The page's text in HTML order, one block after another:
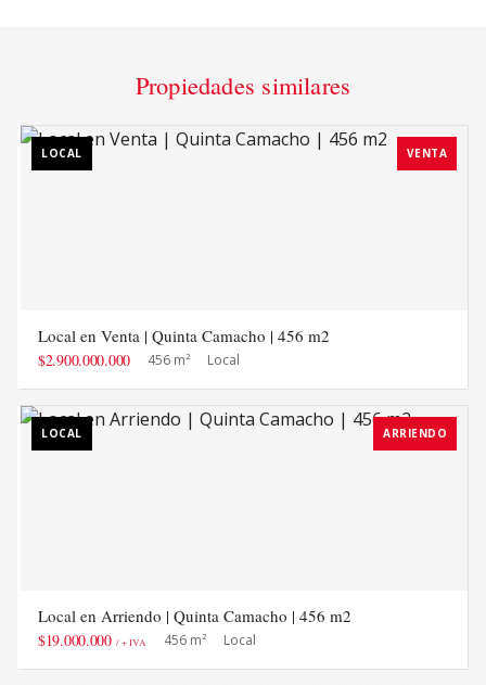
Propiedades similares
LOCAL VENTA
Local en Venta | Quinta Camacho | 456 m2
$2.900.000.000 456 m² Local
LOCAL ARRIENDO
Local en Arriendo | Quinta Camacho | 456 m2
$19.000.000 / + IVA 456 m² Local